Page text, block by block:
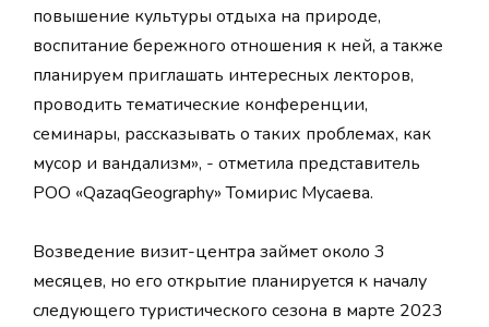
повышение культуры отдыха на природе,
воспитание бережного отношения к ней, а также
планируем приглашать интересных лекторов,
проводить тематические конференции,
семинары, рассказывать о таких проблемах, как
мусор и вандализм», - отметила представитель
РОО «QazaqGeography» Томирис Мусаева.
Возведение визит-центра займет около 3
месяцев, но его открытие планируется к началу
следующего туристического сезона в марте 2023